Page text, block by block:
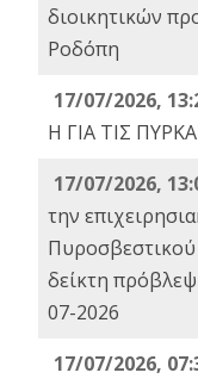
διοικητικών
Ροδόπη
17/07/2026,
Η ΓΙΑ ΤΙΣ
17/07/2026,
την
δείκτη
07-2026
17/07/2026,